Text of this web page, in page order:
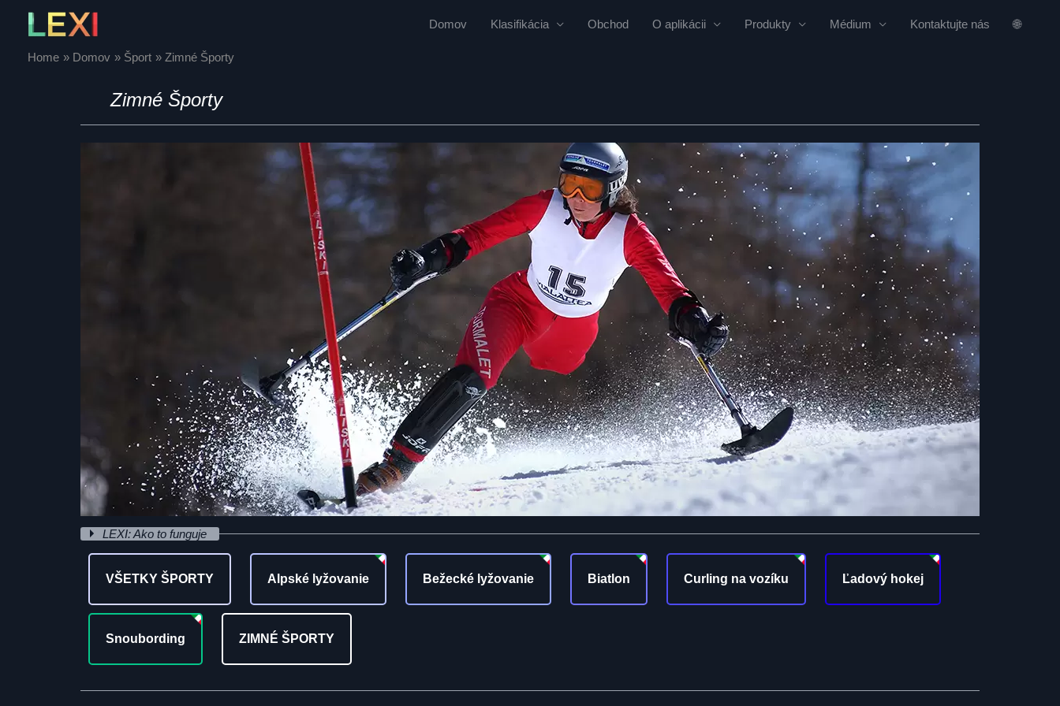
content
Domov Klasifikácia Obchod O aplikácii Produkty Médium Kontaktujte nás 🌐
Home Domov Šport Zimné Športy
Zimné Športy
LEXI: Ako to funguje
VŠETKY ŠPORTY Alpské lyžovanie Bežecké lyžovanie Biatlon Curling na vozíku Ľadový hokej
Snoubording ZIMNÉ ŠPORTY